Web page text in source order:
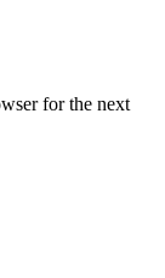
for the next